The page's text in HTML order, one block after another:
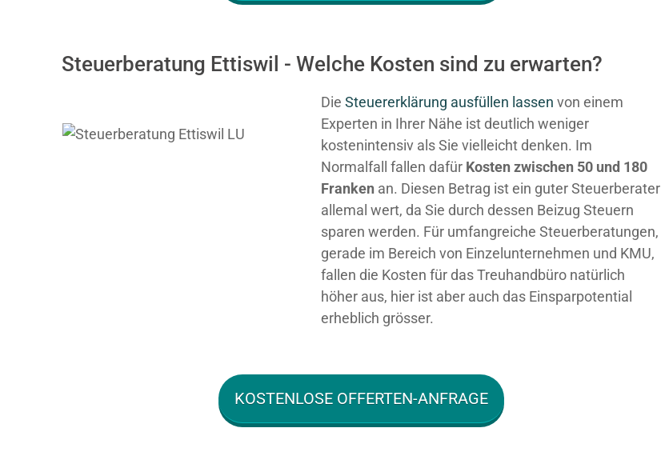
Steuerberatung Ettiswil - Welche Kosten sind zu erwarten?
Die Steuererklärung ausfüllen lassen von einem
Experten in Ihrer Nähe ist deutlich weniger
kostenintensiv als Sie vielleicht denken. Im
Normalfall fallen dafür Kosten zwischen 50 und 180
Franken an. Diesen Betrag ist ein guter Steuerberater
allemal wert, da Sie durch dessen Beizug Steuern
sparen werden. Für umfangreiche Steuerberatungen,
gerade im Bereich von Einzelunternehmen und KMU,
fallen die Kosten für das Treuhandbüro natürlich
höher aus, hier ist aber auch das Einsparpotential
erheblich grösser.
KOSTENLOSE OFFERTEN-ANFRAGE